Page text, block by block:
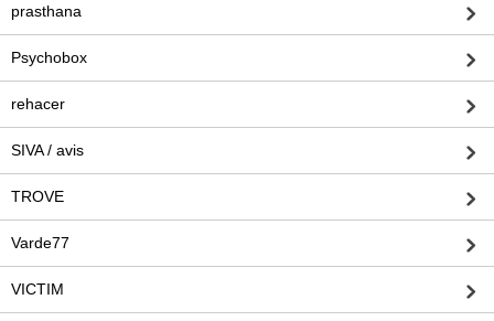
prasthana
Psychobox
rehacer
SIVA / avis
TROVE
Varde77
VICTIM